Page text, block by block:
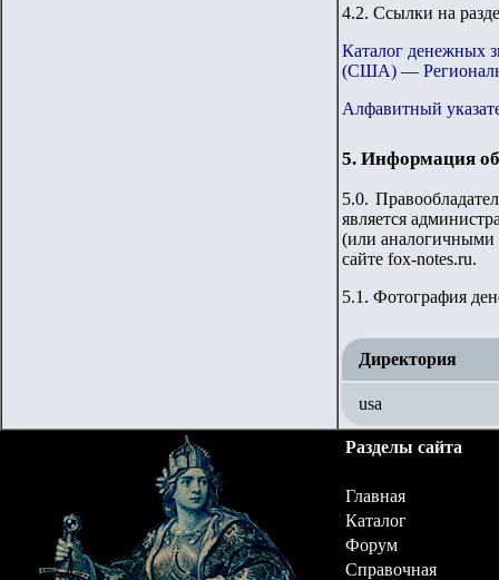
4.2. Ссылки на
Каталог денежных
(США) —
Алфавитный
5. Информация
5.0.
является
(или аналогичными
сайте fox-notes.ru.
5.1. Фотография
Директория
usa
Разделы сайта
Главная
Каталог
Форум
Справочная